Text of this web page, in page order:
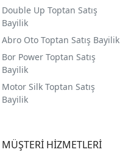
Double Up Toptan Satış
Bayilik
Abro Oto Toptan Satış Bayilik
Bor Power Toptan Satış
Bayilik
Motor Silk Toptan Satış
Bayilik
MÜŞTERİ HİZMETLERİ